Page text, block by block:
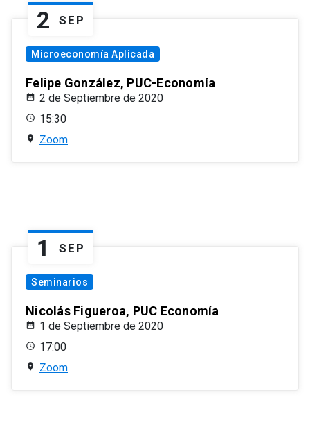
2 SEP
Microeconomía Aplicada
Felipe González, PUC-Economía
2 de Septiembre de 2020
15:30
Zoom
1 SEP
Seminarios
Nicolás Figueroa, PUC Economía
1 de Septiembre de 2020
17:00
Zoom